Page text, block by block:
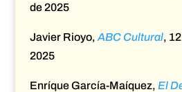
de 2025
Javier Rioyo, ABC Cultural,
2025
Enríque García-Maíquez, El